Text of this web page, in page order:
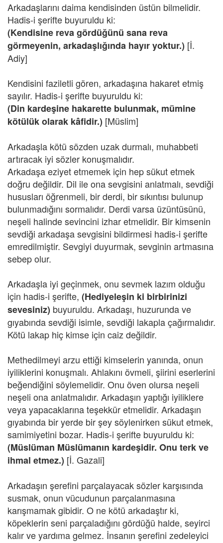
Arkadaşlarını daima kendisinden üstün bilmelidir.
Hadis-i şerifte buyuruldu ki:
(Kendisine reva gördüğünü sana reva
görmeyenin, arkadaşlığında hayır yoktur.) [İ.
Adiy]
Kendisini faziletli gören, arkadaşına hakaret etmiş
sayılır. Hadis-i şerifte buyuruldu ki:
(Din kardeşine hakarette bulunmak, mümine
kötülük olarak kâfidir.) [Müslim]
Arkadaşla kötü sözden uzak durmalı, muhabbeti
artıracak iyi sözler konuşmalıdır.
Arkadaşa eziyet etmemek için hep sükut etmek
doğru değildir. Dil ile ona sevgisini anlatmalı, sevdiği
hususları öğrenmeli, bir derdi, bir sıkıntısı bulunup
bulunmadığını sormalıdır. Derdi varsa üzüntüsünü,
neşeli halinde sevincini izhar etmelidir. Bir kimsenin
sevdiği arkadaşa sevgisini bildirmesi hadis-i şerifte
emredilmiştir. Sevgiyi duyurmak, sevginin artmasına
sebep olur.
Arkadaşla iyi geçinmek, onu sevmek lazım olduğu
için hadis-i şerifte, (Hediyeleşin ki birbirinizi
sevesiniz) buyuruldu. Arkadaşı, huzurunda ve
gıyabında sevdiği isimle, sevdiği lakapla çağırmalıdır.
Kötü lakap hiç kimse için caiz değildir.
Methedilmeyi arzu ettiği kimselerin yanında, onun
iyiliklerini konuşmalı. Ahlakını övmeli, şiirini eserlerini
beğendiğini söylemelidir. Onu öven olursa neşeli
neşeli ona anlatmalıdır. Arkadaşın yaptığı iyiliklere
veya yapacaklarına teşekkür etmelidir. Arkadaşın
gıyabında bir yerde bir şey söylenirken sükut etmek,
samimiyetini bozar. Hadis-i şerifte buyuruldu ki:
(Müslüman Müslümanın kardeşidir. Onu terk ve
ihmal etmez.) [İ. Gazali]
Arkadaşın şerefini parçalayacak sözler karşısında
susmak, onun vücudunun parçalanmasına
karışmamak gibidir. O ne kötü arkadaştır ki,
köpeklerin seni parçaladığını gördüğü halde, seyirci
kalır ve yardıma gelmez. İnsanın şerefini zedeleyici